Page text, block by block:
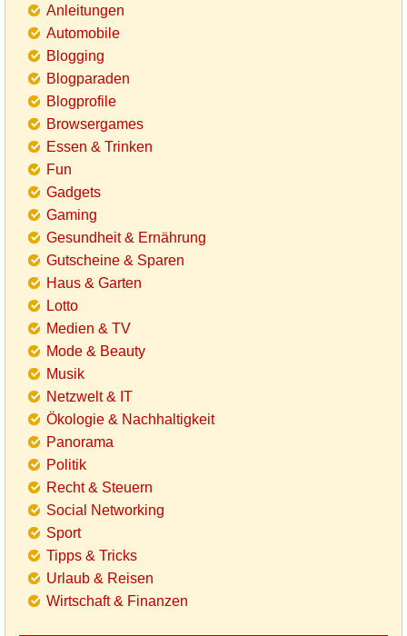
Anleitungen
Automobile
Blogging
Blogparaden
Blogprofile
Browsergames
Essen & Trinken
Fun
Gadgets
Gaming
Gesundheit & Ernährung
Gutscheine & Sparen
Haus & Garten
Lotto
Medien & TV
Mode & Beauty
Musik
Netzwelt & IT
Ökologie & Nachhaltigkeit
Panorama
Politik
Recht & Steuern
Social Networking
Sport
Tipps & Tricks
Urlaub & Reisen
Wirtschaft & Finanzen